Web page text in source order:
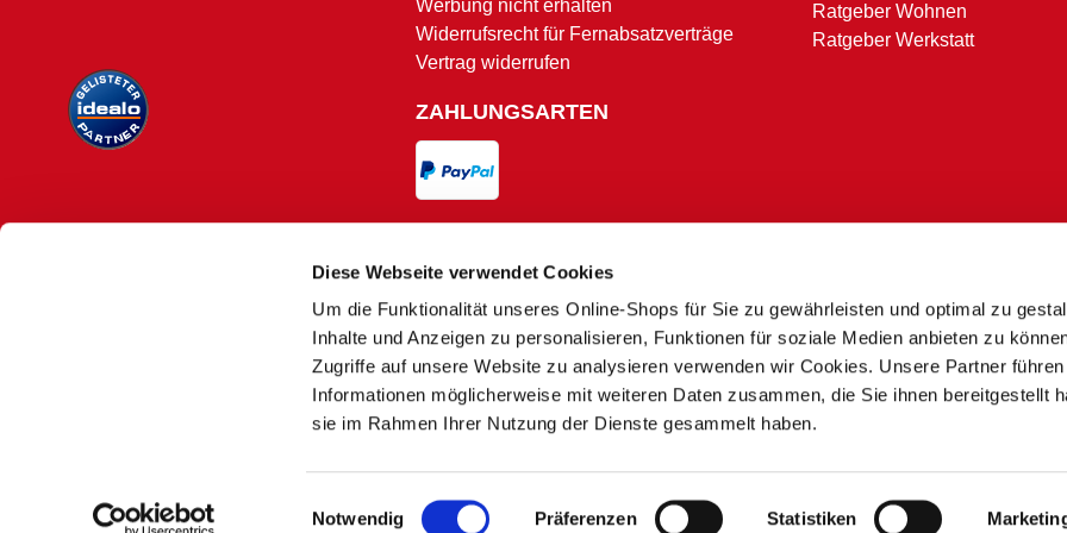
Diese Webseite verwendet Cookies
Um die Funktionalität unseres Online-Shops für Sie zu gewährleisten und optimal zu
Inhalte und Anzeigen zu personalisieren, Funktionen für soziale Medien anbieten zu
Zugriffe auf unsere Website zu analysieren verwenden wir Cookies. Unsere Partner
Informationen möglicherweise mit weiteren Daten zusammen, die Sie ihnen bereitgestellt
sie im Rahmen Ihrer Nutzung der Dienste gesammelt haben.
Einwilligungsauswahl
Notwendig Präferenzen Statistiken
Werbung nicht erhalten
Widerrufsrecht für Fernabsatzverträge
Vertrag widerrufen
ZAHLUNGSARTEN
Versand und Zahlungsbedingungen
Ratgeber Wohnen
Ratgeber Werkstatt
* Alle Preise in Euro inkl. MwSt. und zzgl. Service- und Versandkosten.
** Ausgenommen Speditions- und Sperrgutzuschläge
Es kann zu Preisunterschieden zwischen dem Onlineshop und unseren Sonderpreis Baumärkten vor Ort
2)
Macherprodukt-Angebote nur gültig für den aktuellen Werbezeitraum und in teilnehmenden stationären